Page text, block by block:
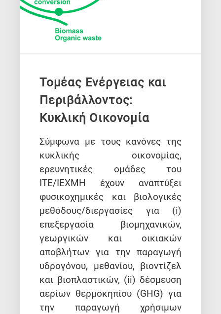
Τομέας Ενέργειας και
Περιβάλλοντος:
Κυκλική Οικονομία
Σύμφωνα με τους κανόνες της
κυκλικής οικονομίας,
ερευνητικές ομάδες του
ΙΤΕ/IEXMH έχουν αναπτύξει
φυσικοχημικές και βιολογικές
μεθόδους/διεργασίες για (i)
επεξεργασία βιομηχανικών,
γεωργικών και οικιακών
αποβλήτων για την παραγωγή
υδρογόνου, μεθανίου, βιοντίζελ
και βιοπλαστικών, (ii) δέσμευση
αερίων θερμοκηπίου (GHG) για
την παραγωγή χρήσιμων